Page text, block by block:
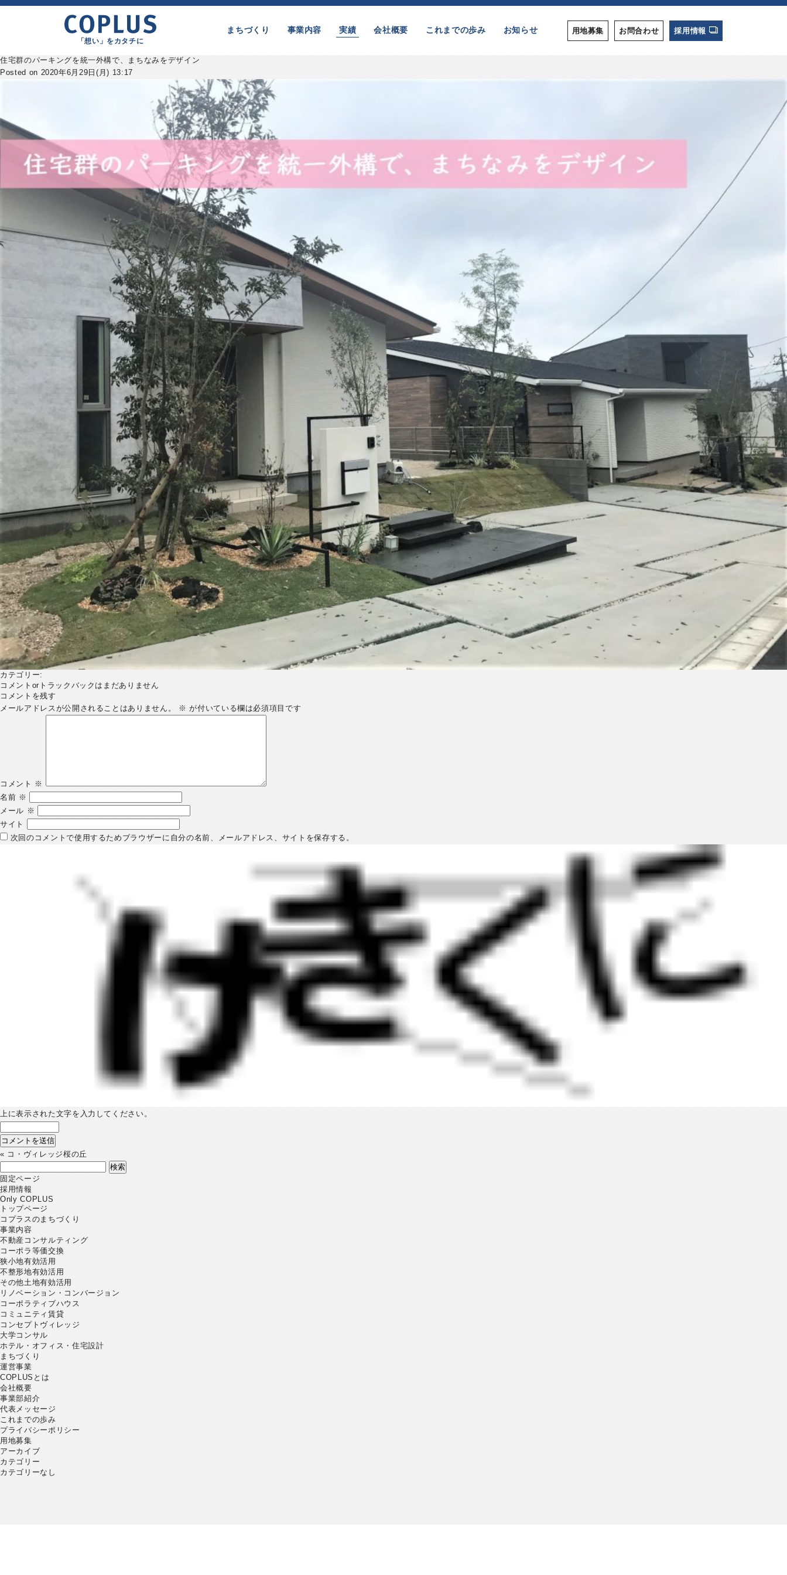
「想い」をカタチに
まちづくり 事業内容 実績 会社概要 これまでの歩み お知らせ 用地募集 お問合わせ 採用情報
住宅群のパーキングを統一外構で、まちなみをデザイン
Posted on 2020年6月29日(月) 13:17
カテゴリー:
コメントorトラックバックはまだありません
コメントを残す
メールアドレスが公開されることはありません。
※ が付いている欄は必須項目です
コメント
※
名前 ※
メール ※
サイト
次回のコメントで使用するためブラウザーに自分の名前、メールアドレス、サイトを保存する。
上に表示された文字を入力してください。
« コ・ヴィレッジ桜の丘
索:
固定ページ
採用情報
Only COPLUS
トップページ
コプラスのまちづくり
事業内容
不動産コンサルティング
コーポラ等価交換
狭小地有効活用
不整形地有効活用
その他土地有効活用
リノベーション・コンバージョン
コーポラティブハウス
コミュニティ賃貸
コンセプトヴィレッジ
大学コンサル
ホテル・オフィス・住宅設計
まちづくり
運営事業
COPLUSとは
会社概要
事業部紹介
代表メッセージ
これまでの歩み
プライバシーポリシー
用地募集
アーカイブ
カテゴリー
カテゴリーなし